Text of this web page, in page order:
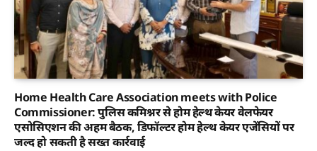
Home Health Care Association meets with Police
Commissioner: पुलिस कमिश्नर से होम हेल्थ केयर वेलफेयर
एसोसिएशन की अहम बैठक, डिफॉल्टर होम हेल्थ केयर एजेंसियों पर
जल्द हो सकती है सख्त कार्रवाई